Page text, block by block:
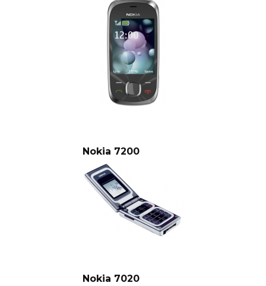
Nokia 7200
Nokia 7020